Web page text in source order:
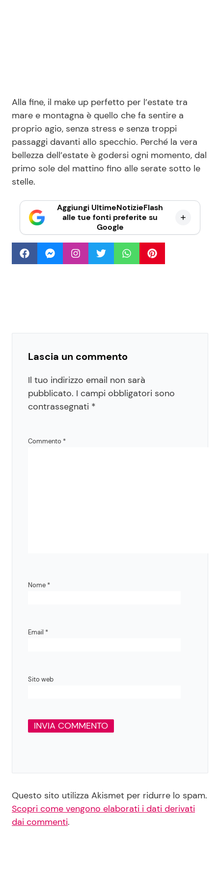
Alla fine, il make up perfetto per l’estate tra
mare e montagna è quello che fa sentire a
proprio agio, senza stress e senza troppi
passaggi davanti allo specchio. Perché la vera
bellezza dell’estate è godersi ogni momento, dal
primo sole del mattino fino alle serate sotto le
stelle.
Aggiungi UltimeNotizieFlash
alle tue fonti preferite su
Google
Lascia un commento
Il tuo indirizzo email non sarà
pubblicato. I campi obbligatori sono
contrassegnati *
Commento *
Nome *
Email *
Sito web
Questo sito utilizza Akismet per ridurre lo spam.
Scopri come vengono elaborati i dati derivati
dai commenti.